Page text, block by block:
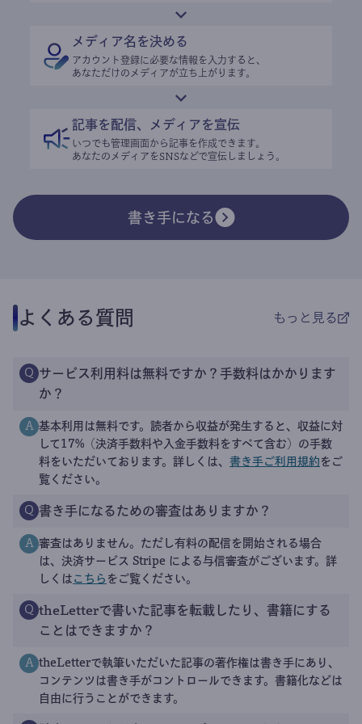
メディア名を決める
アカウント登録に必要な情報を入力すると、
あなただけのメディアが立ち上がります。
記事を配信、メディアを宣伝
いつでも管理画面から記事を作成できます。
あなたのメディアをSNSなどで宣伝しましょう。
書き手になる
よくある質問 もっと見る
Q サービス利用料は無料ですか？手数料はかかります
か？
A 基本利用は無料です。読者から収益が発生すると、収益に対
して17%（決済手数料や入金手数料をすべて含む）の手数
料をいただいております。詳しくは、 書き手ご利用規約 をご
覧ください。
Q 書き手になるための審査はありますか？
A 審査はありません。ただし有料の配信を開始される場合
は、決済サービス Stripe による与信審査がございます。詳
しくは こちら をご覧ください。
Q theLetterで書いた記事を転載したり、書籍にする
ことはできますか？
A theLetterで執筆いただいた記事の著作権は書き手にあり、
コンテンツは書き手がコントロールできます。書籍化などは
自由に行うことができます。